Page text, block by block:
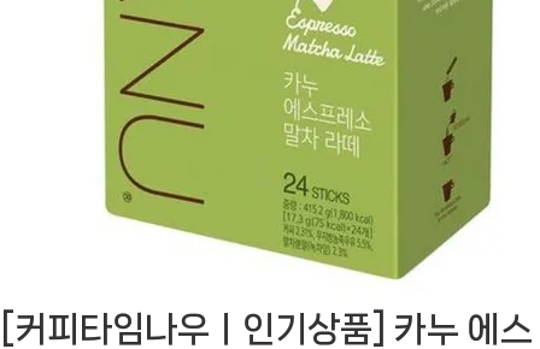
[커피타임나우ㅣ인기상품] 카누 에스